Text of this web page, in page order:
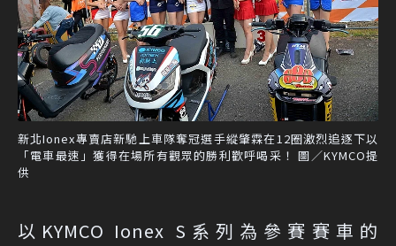
新北Ionex專賣店新馳上車隊奪冠選手縱肇霖在12圈激烈追逐下以
「電車最速」獲得在場所有觀眾的勝利歡呼喝采！ 圖／KYMCO提
供
以KYMCO Ionex S系列為參賽賽車的